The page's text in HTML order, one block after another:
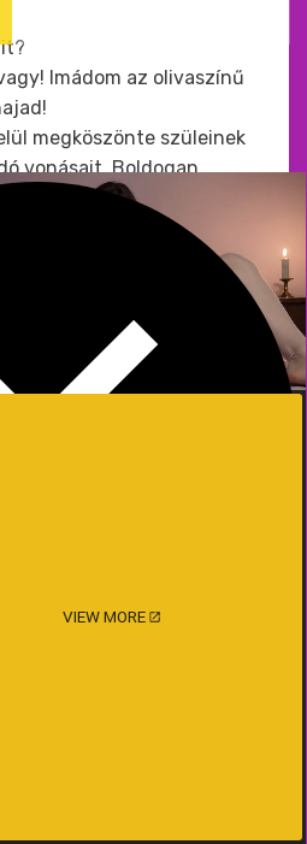
Imádom az olivaszínű
megköszönte szüleinek
vonásait. Boldogan
Elmagyarázta hogyan okoz
teszi az embereket
hogy még soha nem
az „ilyet”.
konyhából. A nőn már
és mindketten egy-egy
és desszertekkel.
helyezte a tányérok
minden sarkába egy-
lenyűgözöttnek
csinálták ezt korábban.
énekkel kezdte a
és Nikoletta fülébe
egy jóga kántálást. Az a
tereljük erre a
Nikoletta.
VIEW MORE